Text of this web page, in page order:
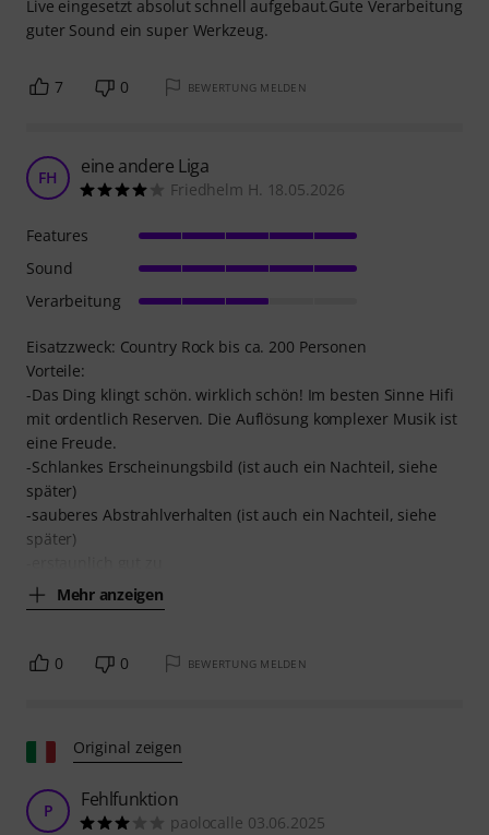
Live eingesetzt absolut schnell aufgebaut.Gute Verarbeitung
guter Sound ein super Werkzeug.
7 0 BEWERTUNG MELDEN
FH eine andere Liga
Friedhelm H. 18.05.2026
Eisatzzweck: Country Rock bis ca. 200 Personen
Vorteile:
-Das Ding klingt schön. wirklich schön! Im besten Sinne Hifi
mit ordentlich Reserven. Die Auflösung komplexer Musik ist
eine Freude.
-Schlankes Erscheinungsbild (ist auch ein Nachteil, siehe
später)
-sauberes Abstrahlverhalten (ist auch ein Nachteil, siehe
später)
Mehr anzeigen
Features
Sound
Verarbeitung
0 0 BEWERTUNG MELDEN
Original zeigen
P Fehlfunktion
paolocalle 03.06.2025